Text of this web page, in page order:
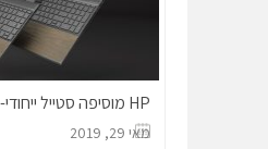
HP מוסיפה סטייל ייחודי- נייד מחופה בעץ
מאי 29, 2019